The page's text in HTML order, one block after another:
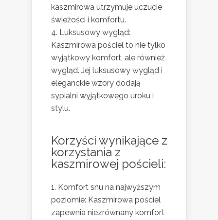
kaszmirowa utrzymuje uczucie
świeżości i komfortu.
Luksusowy wygląd:
Kaszmirowa pościel to nie tylko
wyjątkowy komfort, ale również
wygląd. Jej luksusowy wygląd i
eleganckie wzory dodają
sypialni wyjątkowego uroku i
stylu.
Korzyści wynikające z
korzystania z
kaszmirowej pościeli:
Komfort snu na najwyższym
poziomie: Kaszmirowa pościel
zapewnia niezrównany komfort